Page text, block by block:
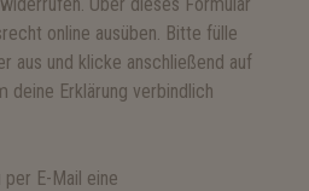
online ausüben. Bitte fülle
aus und klicke anschließend auf
deine Erklärung verbindlich
E-Mail eine